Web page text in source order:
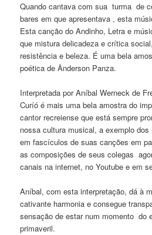
Quando cantava com sua turma de
bares em que apresentava , esta
Esta canção do Andinho, Letra e
que mistura delicadeza e crítica
resistência e beleza. É uma bela
poética de Ânderson Panza.
Interpretada por Aníbal Werneck de
Curíó é mais uma bela amostra do
cantor recreiense que está sempre
nossa cultura musical, a exemplo
em fascículos de suas canções em
as composições de seus colegas
canais na internet, no Youtube e em
Aníbal, com esta interpretação, dá à
cativante harmonia e consegue
sensação de estar num momento do
primaveril.